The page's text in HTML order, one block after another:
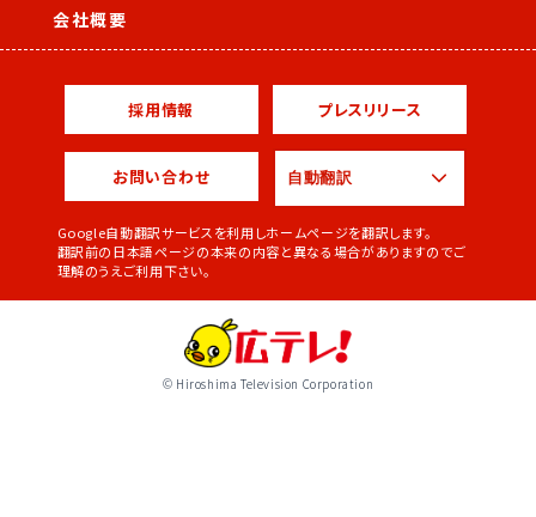
会社概要
採用情報 プレスリリース
お問い合わせ
Google自動翻訳サービスを利用しホームページを翻訳します。
翻訳前の日本語ページの本来の内容と異なる場合がありますのでご
理解のうえご利用下さい。
© Hiroshima Television Corporation